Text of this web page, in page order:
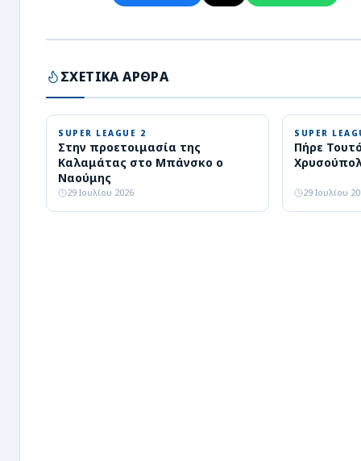
ΣΧΕΤΙΚΑ ΑΡΘΡΑ
SUPER LEAGUE 2
Στην προετοιμασία της
Καλαμάτας στο Μπάνσκο ο
Ναούμης
29 Ιουλίου 2026
SUPER
Πήρε
29 Ιουλίου